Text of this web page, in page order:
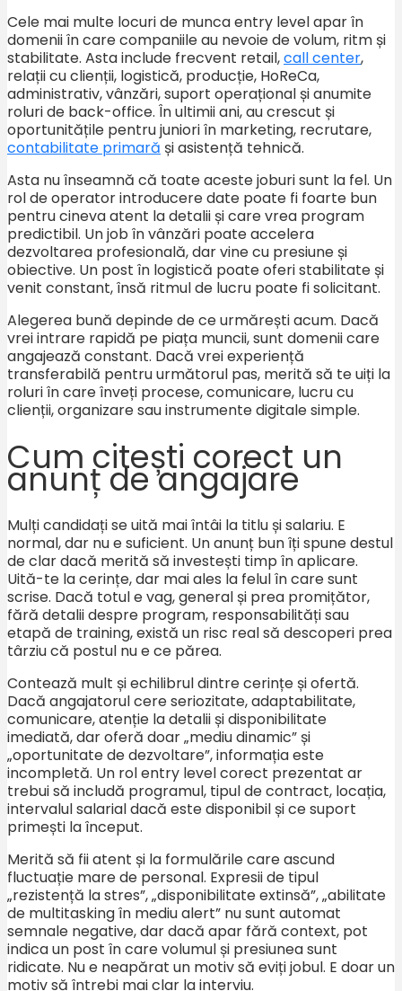
Cele mai multe locuri de munca entry level apar în
domenii în care companiile au nevoie de volum, ritm și
stabilitate. Asta include frecvent retail,call center,
relații cu clienții, logistică, producție, HoReCa,
administrativ, vânzări, suport operațional și anumite
roluri de back-office. În ultimii ani, au crescut și
oportunitățile pentru juniori în marketing, recrutare,
contabilitate primară și asistență tehnică.
Asta nu înseamnă că toate aceste joburi sunt la fel. Un
rol de operator introducere date poate fi foarte bun
pentru cineva atent la detalii și care vrea program
predictibil. Un job în vânzări poate accelera
dezvoltarea profesională, dar vine cu presiune și
obiective. Un post în logistică poate oferi stabilitate și
venit constant, însă ritmul de lucru poate fi solicitant.
Alegerea bună depinde de ce urmărești acum. Dacă
vrei intrare rapidă pe piața muncii, sunt domenii care
angajează constant. Dacă vrei experiență
transferabilă pentru următorul pas, merită să te uiți la
roluri în care înveți procese, comunicare, lucru cu
clienții, organizare sau instrumente digitale simple.
Cum citești corect un
anunț de angajare
Mulți candidați se uită mai întâi la titlu și salariu. E
normal, dar nu e suficient. Un anunț bun îți spune destul
de clar dacă merită să investești timp în aplicare.
Uită-te la cerințe, dar mai ales la felul în care sunt
scrise. Dacă totul e vag, general și prea promițător,
fără detalii despre program, responsabilități sau
etapă de training, există un risc real să descoperi prea
târziu că postul nu e ce părea.
Contează mult și echilibrul dintre cerințe și ofertă.
Dacă angajatorul cere seriozitate, adaptabilitate,
comunicare, atenție la detalii și disponibilitate
imediată, dar oferă doar „mediu dinamic” și
„oportunitate de dezvoltare”, informația este
incompletă. Un rol entry level corect prezentat ar
trebui să includă programul, tipul de contract, locația,
intervalul salarial dacă este disponibil și ce suport
primești la început.
Merită să fii atent și la formulările care ascund
fluctuație mare de personal. Expresii de tipul
„rezistență la stres”, „disponibilitate extinsă”, „abilitate
de multitasking în mediu alert” nu sunt automat
semnale negative, dar dacă apar fără context, pot
indica un post în care volumul și presiunea sunt
ridicate. Nu e neapărat un motiv să eviți jobul. E doar un
motiv să întrebi mai clar la interviu.